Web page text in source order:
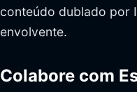
conteúdo dublado por
envolvente.
Colabore com